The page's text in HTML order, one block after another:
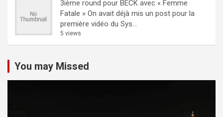
3ième round pour BECK avec « Femme
Fatale » On avait déjà mis un post pour la
première vidéo du Sys...
5 views
You may Missed